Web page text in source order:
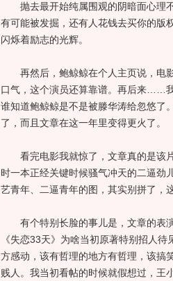
抛去最开始纯属围观的阴暗面心理不
有可能被发掘，还有人花钱去买你的版
闪烁着励志的光辉。
再然后，鲍鲸鲸在个人主页说，电影
口气，这个演员还算靠谱。再后来……
谁知道鲍鲸鲸是不是被滕华涛给忽悠了
了，而且文章在这一年里变得更火了。
看完电影我就惊了，文章真的是该片
时一本正经关键时候骚气冲天的二逼劲
艺青年、二逼青年的图，其实别拼了，
有个特别长脸的事儿是，文章的表演
《失恋33天》为啥当初原著特别招人
方感动，该有哲理的地方有哲理，该搞
贱人。我当初看帖的时候就假想过，王